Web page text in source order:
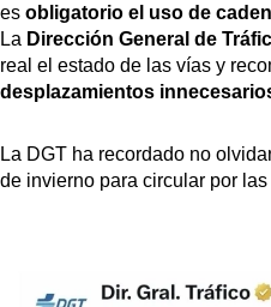
es obligatorio el uso de
La Dirección General de
real el estado de las vías y
desplazamientos
La DGT ha recordado no
de invierno para circular por las